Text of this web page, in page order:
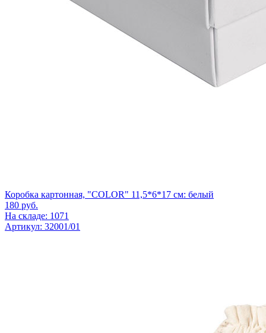
Коробка картонная, "COLOR" 11,5*6*17 см: белый
180 руб.
На складе: 1071
Артикул: 32001/01